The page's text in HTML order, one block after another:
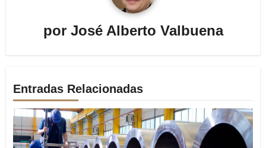
por José Alberto Valbuena
Entradas Relacionadas